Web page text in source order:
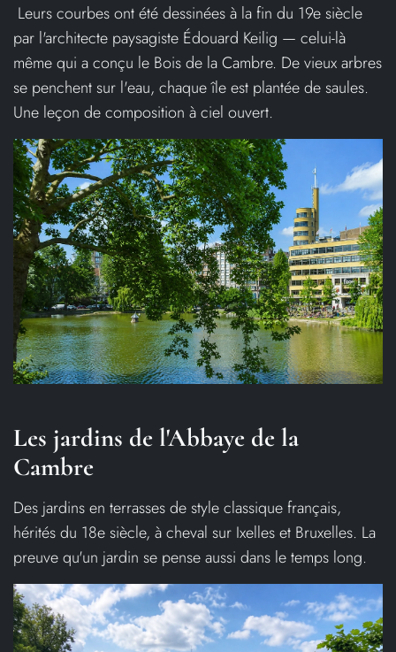
Leurs courbes ont été dessinées à la fin du 19e siècle
par l'architecte paysagiste Édouard Keilig — celui-là
même qui a conçu le Bois de la Cambre. De vieux arbres
se penchent sur l'eau, chaque île est plantée de saules.
Une leçon de composition à ciel ouvert.
Les jardins de l'Abbaye de la
Cambre
Des jardins en terrasses de style classique français,
hérités du 18e siècle, à cheval sur Ixelles et Bruxelles. La
preuve qu'un jardin se pense aussi dans le temps long.